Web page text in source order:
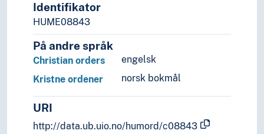
Identifikator
HUME08843
På andre språk
engelsk
Christian orders
norsk bokmål
Kristne ordener
URI
http://data.ub.uio.no/humord/c08843